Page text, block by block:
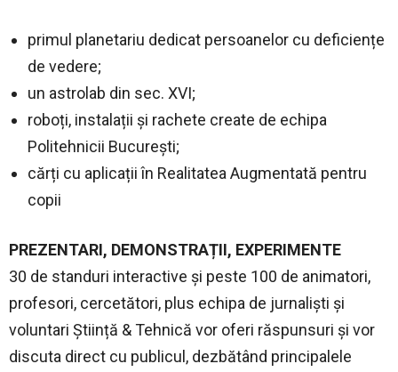
primul planetariu dedicat persoanelor cu deficiențe
de vedere;
un astrolab din sec. XVI;
roboți, instalații și rachete create de echipa
Politehnicii București;
cărți cu aplicații în Realitatea Augmentată pentru
copii
PREZENTARI, DEMONSTRAȚII, EXPERIMENTE
30 de standuri interactive și peste 100 de animatori,
profesori, cercetători, plus echipa de jurnaliști și
voluntari Știință & Tehnică vor oferi răspunsuri și vor
discuta direct cu publicul, dezbătând principalele